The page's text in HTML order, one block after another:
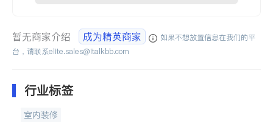
暂无商家介绍 成为精英商家
如果不想放置信息在我们的平
台，请联系elite.sales@italkbb.com
行业标签
室内装修